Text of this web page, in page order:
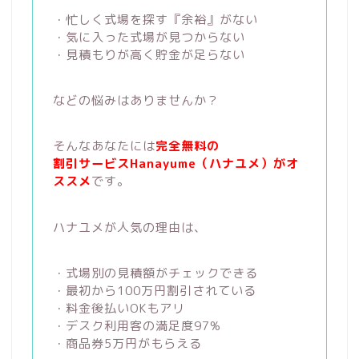
・忙しく式場を探す『余裕』がない
・気に入った式場が見つからない
・見積もりが高く貯金が足らない
などの悩みはありませんか？
そんなあなたには完全無料の
割引サービスHanayume（ハナユメ）がオ
ススメです。
ハナユメが人気の理由は、
・式場別の見積額がチェックできる
・最初から100万円割引されている
・料金後払いOKもアリ
・デスク利用客の満足度97%
・商品券5万円がもらえる